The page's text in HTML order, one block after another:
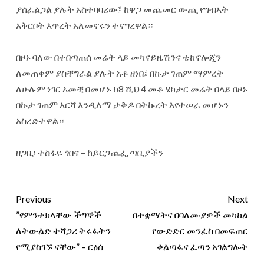
ያሰፈልጋል ያሉት አስተባባሪው፤ ከዋጋ መጨመር ውጪ የግብኣት
አቅርቦት እጥረት አለመኖሩን ተናግረዋል።
‎በዞኑ ባለው በተበጣጠሰ መሬት ላይ መካናይዜሽንና ቴከኖሎጂን
ለመጠቀም ያስቸግራል ያሉት አቶ ዘነበ፤ በኩታ ገጠም ማምረት
ለሁሉም ነገር አመቺ በመሆኑ ከ8 ሺህ 4 መቶ ሄክታር መሬት በላይ በዞኑ
በኩታ ገጠም እርሻ እንዲለማ ታቅዶ በትኩረት እየተሠራ መሆኑን
አስረድተዋል።
‎ዘጋቢ፡ ተስፋዬ ጎበና – ከይርጋጨፌ ጣቢያችን
Previous
‎”የምንተክላቸው ችግኞች
ለትውልድ ተሻጋሪ ትሩፋትን
የሚያስገኙ ናቸው” – ርዕሰ
Next
በተቋማትና በባለሙያዎች መካከል
የውድድር መንፈስ በመፍጠር
ቀልጣፋና ፈጣን አገልግሎት